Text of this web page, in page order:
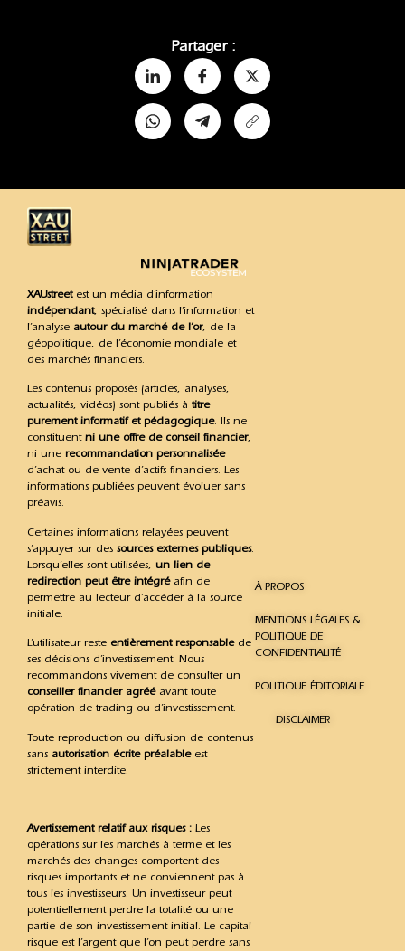
Partager :
XAUstreetest un média d’information
indépendant, spécialisé dans l’information et
l’analyse autour du marché de l’or, de la
géopolitique, de l’économie mondiale et
des marchés financiers.
Les contenus proposés (articles, analyses,
actualités, vidéos) sont publiés à titre
purement informatif et pédagogique. Ils ne
constituent ni une offre de conseil financier,
ni une recommandation personnalisée
d’achat ou de vente d’actifs financiers. Les
informations publiées peuvent évoluer sans
préavis.
Certaines informations relayées peuvent
s’appuyer sur des sources externes publiques.
Lorsqu’elles sont utilisées, un lien de
redirection peut être intégréafin de
permettre au lecteur d’accéder à la source
initiale.
L’utilisateur reste entièrement responsablede
ses décisions d’investissement. Nous
recommandons vivement de consulter un
conseiller financier agrééavant toute
opération de trading ou d’investissement.
Toute reproduction ou diffusion de contenus
sans autorisation écrite préalableest
strictement interdite.
Avertissement relatif aux risques : Les
opérations sur les marchés à terme et les
marchés des changes comportent des
risques importants et ne conviennent pas à
tous les investisseurs. Un investisseur peut
potentiellement perdre la totalité ou une
partie de son investissement initial. Le capital-
risque est l’argent que l’on peut perdre sans
À PROPOS
MENTIONS LÉGALES &
POLITIQUE DE
CONFIDENTIALITÉ
POLITIQUE ÉDITORIALE
DISCLAIMER